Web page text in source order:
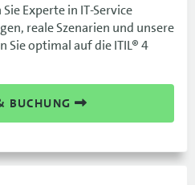
Experte in IT-Service
reale Szenarien und unsere
Sie optimal auf die ITIL® 4
BUCHUNG